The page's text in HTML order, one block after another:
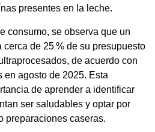
presentes en la leche.
consumo, se observa que un
de 25 % de su presupuesto
de acuerdo con
agosto de 2025. Esta
de aprender a identificar
ser saludables y optar por
preparaciones caseras.